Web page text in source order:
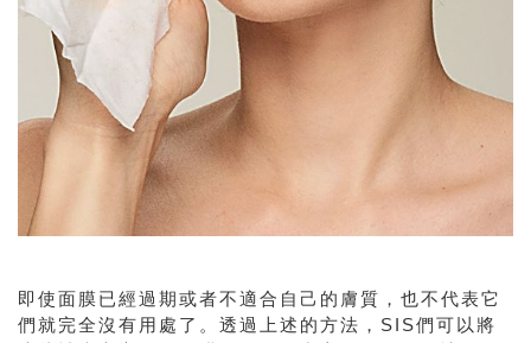
即使面膜已經過期或者不適合自己的膚質，也不代表它
們就完全沒有用處了。透過上述的方法， SIS們可以將